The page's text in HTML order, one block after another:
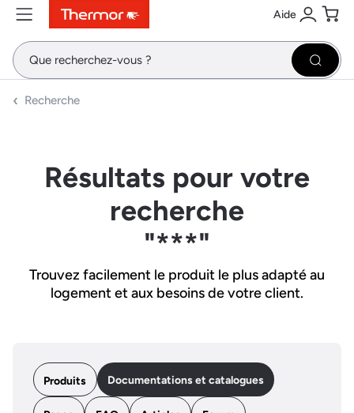
ContenuMenuRecherche Aide
Se
Recherche
Résultats pour votre
recherche
"***"
Trouvez facilement le produit le plus adapté au
logement et aux besoins de votre client.
Produits Documentations et catalogues